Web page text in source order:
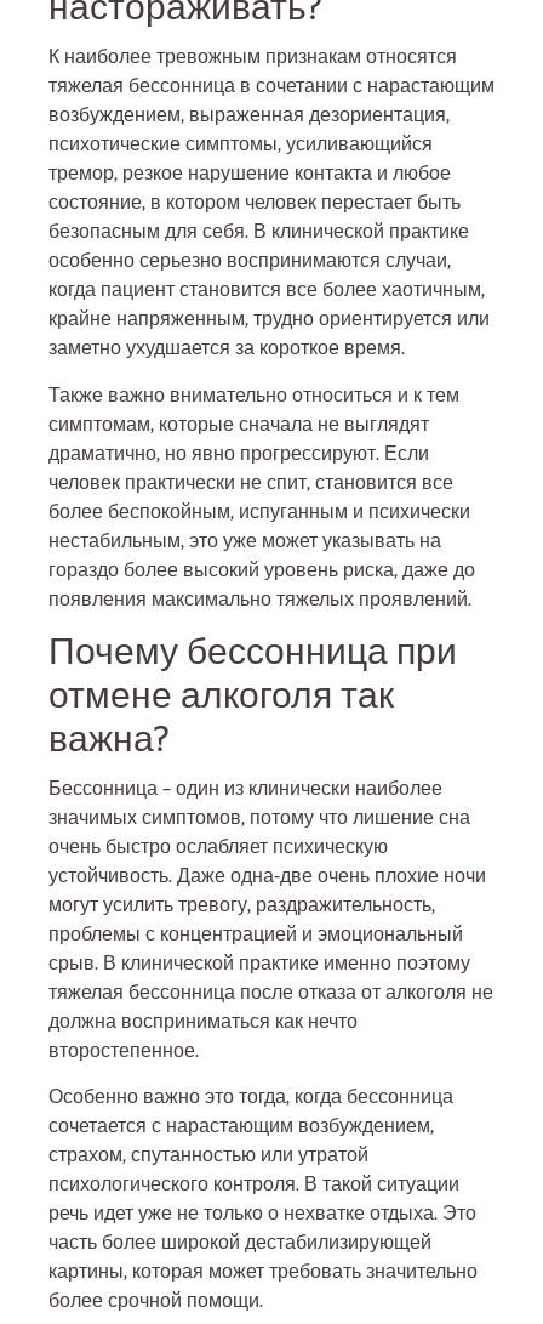
К наиболее тревожным признакам относятся
тяжелая бессонница в сочетании с нарастающим
возбуждением, выраженная дезориентация,
психотические симптомы, усиливающийся
тремор, резкое нарушение контакта и любое
состояние, в котором человек перестает быть
безопасным для себя. В клинической практике
особенно серьезно воспринимаются случаи,
когда пациент становится все более хаотичным,
крайне напряженным, трудно ориентируется или
заметно ухудшается за короткое время.
Также важно внимательно относиться и к тем
симптомам, которые сначала не выглядят
драматично, но явно прогрессируют. Если
человек практически не спит, становится все
более беспокойным, испуганным и психически
нестабильным, это уже может указывать на
гораздо более высокий уровень риска, даже до
появления максимально тяжелых проявлений.
Почему бессонница при
отмене алкоголя так
важна?
Бессонница – один из клинически наиболее
значимых симптомов, потому что лишение сна
очень быстро ослабляет психическую
устойчивость. Даже одна-две очень плохие ночи
могут усилить тревогу, раздражительность,
проблемы с концентрацией и эмоциональный
срыв. В клинической практике именно поэтому
тяжелая бессонница после отказа от алкоголя не
должна восприниматься как нечто
второстепенное.
Особенно важно это тогда, когда бессонница
сочетается с нарастающим возбуждением,
страхом, спутанностью или утратой
психологического контроля. В такой ситуации
речь идет уже не только о нехватке отдыха. Это
часть более широкой дестабилизирующей
картины, которая может требовать значительно
более срочной помощи.